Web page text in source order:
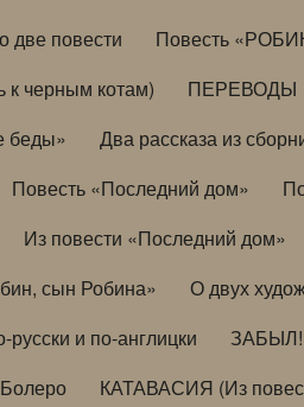
две повести Повесть
черным котам)
ПЕРЕВОДЫ
беды»
Два рассказа из
Повесть «Последний дом»
Из повести «Последний дом»
сын Робина»
О двух
русски и по-англицки
Болеро КАТАВАСИЯ (Из